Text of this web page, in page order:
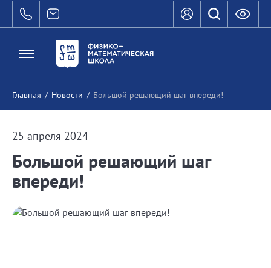
Главная / Новости / Большой решающий шаг впереди!
25 апреля 2024
Большой решающий шаг
впереди!